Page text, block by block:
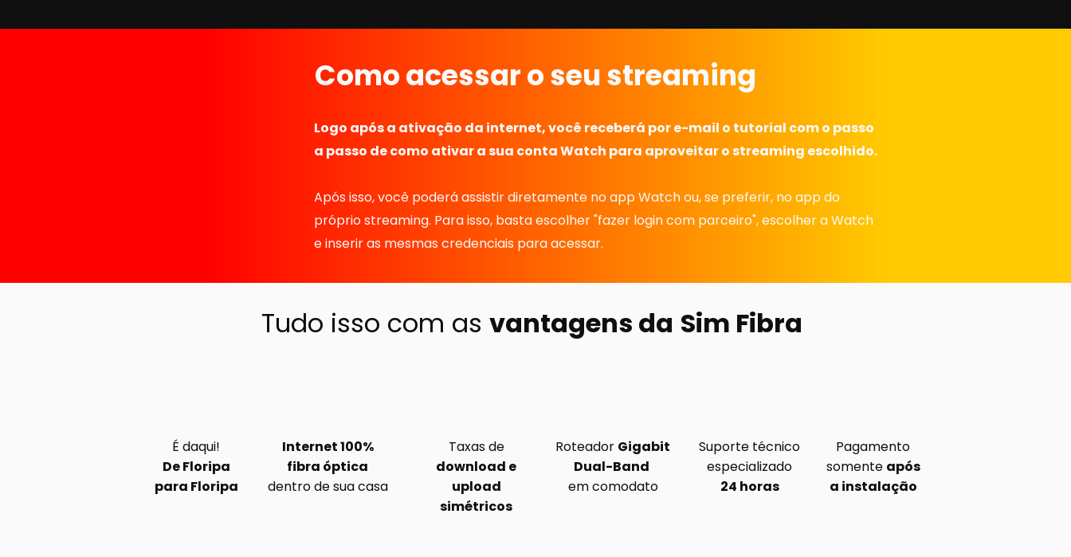
Como acessar o seu streaming
Logo após a ativação da internet, você receberá por e-mail o tutorial com o passo
a passo de como ativar a sua conta Watch para aproveitar o streaming escolhido.
Após isso, você poderá assistir diretamente no app Watch ou, se preferir, no app do
próprio streaming. Para isso, basta escolher "fazer login com parceiro", escolher a Watch
e inserir as mesmas credenciais para acessar.
Tudo isso com as vantagens da Sim Fibra
É daqui!
De Floripa
para Floripa
Internet 100%
fibra óptica
dentro de sua casa
Taxas de
download e
upload
simétricos
Roteador Gigabit
Dual-Band
em comodato
Suporte técnico
especializado
24 horas
Pagamento
somente após
a instalação